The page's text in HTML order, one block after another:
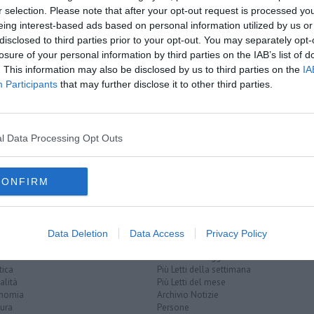
selection. Please note that after your opt-out request is processed
interest-based ads based on personal information utilized by us
to third parties prior to your opt-out. You may separately
of your personal information by third parties on the IAB’s list of
This information may also be disclosed by us to third parties on the
Participants that may further disclose it to other third parties.
Data Processing Opt Outs
Data Deletion Data Access Privacy Policy
iscriviti allaNewsletter QUInews - ToscanaMedia.
nella tua casella di posta.
Cornia
Più Letti della settimana
Più Letti del mese
Archivio Notizie
Persone